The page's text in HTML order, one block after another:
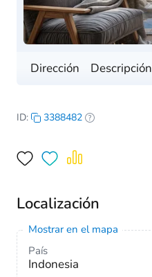
Dirección Descripción
ID: 3388482
Localización
Mostrar en el mapa
País
Indonesia